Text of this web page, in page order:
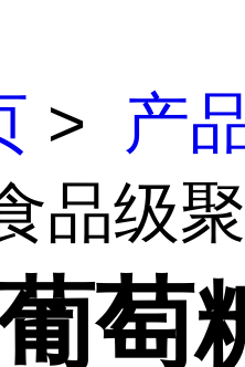
> 产
品级
萄